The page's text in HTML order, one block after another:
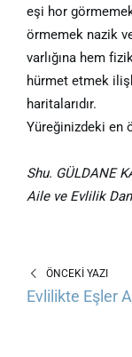
eşi hor
örmemek nazik
varlığına hem
hürmet etmek
haritalarıdır.
Yüreğinizdeki en
Shu. GÜLDANE
Aile ve Evlilik
ÖNCEKI YAZI
Evlilikte Eşler